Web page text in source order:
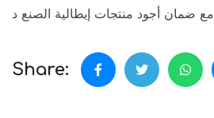
مع ضمان أجود منتجات إيطالية الصنع د
Share: